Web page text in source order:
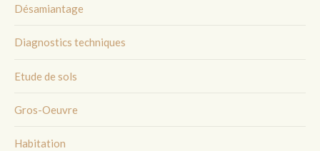
Désamiantage
Diagnostics techniques
Etude de sols
Gros-Oeuvre
Habitation